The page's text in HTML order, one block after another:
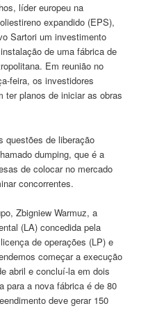
, líder europeu na
expandido (EPS),
Sartori um investimento
de uma fábrica de
Em reunião no
feira, os investidores
ter planos de iniciar as obras
questões de liberação
dumping, que é a
de colocar no mercado
concorrentes.
Zbigniew Warmuz, a
(LA) concedida pela
de operações (LP) e
começar a execução
abril e concluí-la em dois
para a nova fábrica é de 80
deve gerar 150